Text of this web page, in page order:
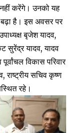
करेंगे। उनको यह
बढ़ा है। इस अवसर पर
बृजेश यादव,
सुरेंद्र यादव, यादव
विकास परिवार
राष्ट्रीय सचिव कृष्ण
रहे।